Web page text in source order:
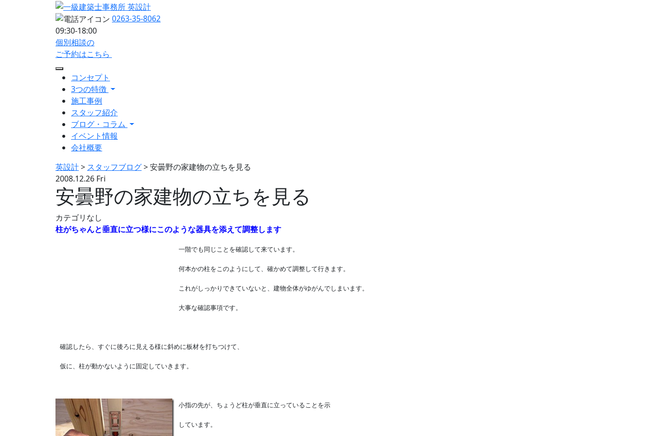
0263-35-8062
09:30-18:00
個別相談の
ご予約はこちら
コンセプト
3つの特徴
施工事例
スタッフ紹介
ブログ・コラム
イベント情報
会社概要
英設計> スタッフブログ>安曇野の家建物の立ちを見る
2008.12.26 Fri
安曇野の家建物の立ちを見る
カテゴリなし
柱がちゃんと垂直に立つ様にこのような器具を添えて調整します
一階でも同じことを確認して来ています。
何本かの柱をこのようにして、確かめて調整して行きます。
これがしっかりできていないと、建物全体がゆがんでしまいます。
大事な確認事項です。
確認したら、すぐに後ろに見える様に斜めに板材を打ちつけて、
仮に、柱が動かないように固定していきます。
小指の先が、ちょうど柱が垂直に立っていることを示
しています。